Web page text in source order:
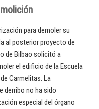
para demoler su
al posterior proyecto de
de Bilbao solicitó a
el edificio de la Escuela
Carmelitas. La
derribo no ha sido
especial del órgano